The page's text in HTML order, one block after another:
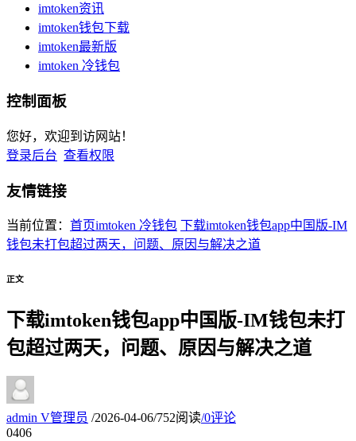
imtoken资讯
imtoken钱包下载
imtoken最新版
imtoken 冷钱包
控制面板
您好，欢迎到访网站！
登录后台 查看权限
友情链接
当前位置： 首页imtoken 冷钱包 下载imtoken钱包app中国版-IM
钱包未打包超过两天，问题、原因与解决之道
正文
下载imtoken钱包app中国版-IM钱包未打
包超过两天，问题、原因与解决之道
admin V管理员 /2026-04-06/752阅读/0评论
0406